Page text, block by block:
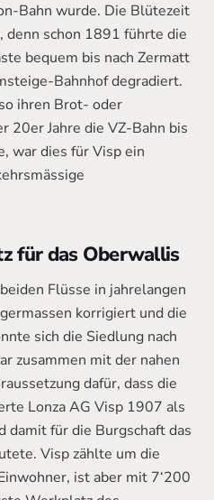
Bahn wurde. Die Blütezeit
denn schon 1891 führte die
bequem bis nach Zermatt
Bahnhof degradiert.
ihren Brot- oder
20er Jahre die VZ-Bahn bis
war dies für Visp ein
für das Oberwallis
Flüsse in jahrelangen
korrigiert und die
sich die Siedlung nach
zusammen mit der nahen
dafür, dass die
Lonza AG Visp 1907 als
damit für die Burgschaft das
Visp zählte um die
ist aber mit 7‘200